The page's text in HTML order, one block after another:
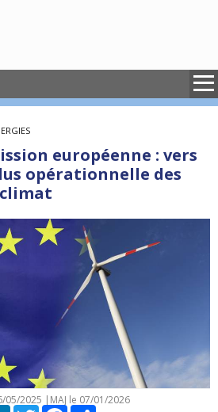
européenne : vers
opérationnelle des
05/2025 | MAJ le 07/01/2026